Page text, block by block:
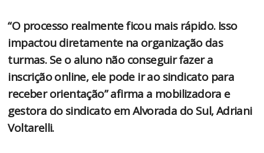
“O processo realmente ficou mais rápido. Isso
impactou diretamente na organização das
turmas. Se o aluno não conseguir fazer a
inscrição online, ele pode ir ao sindicato para
receber orientação” afirma a mobilizadora e
gestora do sindicato em Alvorada do Sul, Adriani
Voltarelli.